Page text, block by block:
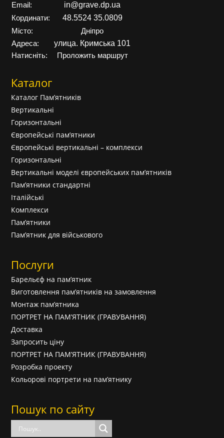
Email: in@grave.dp.ua
Кординати: 48.5524 35.0809
Місто:
Дніпро
Адреса:
улица. Кримська 101
Натисніть: Проложить маршрут
Каталог
Каталог Пам’ятників
Вертикальні
Горизонтальні
Європейські пам’ятники
Європейські вертикальні – комплекси
Горизонтальні
Вертикальні моделі європейських пам’ятників
Пам’ятники стандартні
Італійські
Комплекси
Пам’ятники
Пам’ятник для військового
Послуги
Барельєф на пам’ятник
Виготовлення пам’ятників на замовлення
Монтаж пам’ятника
ПОРТРЕТ НА ПАМ’ЯТНИК (ГРАВУВАННЯ)
Доставка
Запросить ціну
ПОРТРЕТ НА ПАМ’ЯТНИК (ГРАВУВАННЯ)
Розробка проекту
Кольорові портрети на пам’ятнику
Пошук по сайту